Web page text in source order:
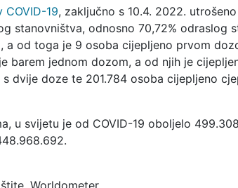
19, zaključno s 10.4. 2022.
stanovništva, odnosno 70,72% odraslog
a od toga je 9 osoba cijepljeno prvom
barem jednom dozom, a od njih je
dvije doze te 201.784 osoba cijepljeno
u svijetu je od COVID-19 oboljelo
Worldometer